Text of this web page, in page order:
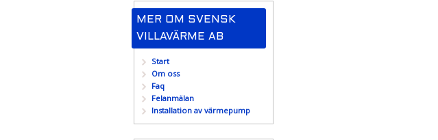
MER OM SVENSK
VILLAVÄRME AB
Start
Om oss
Faq
Felanmälan
Installation av värmepump